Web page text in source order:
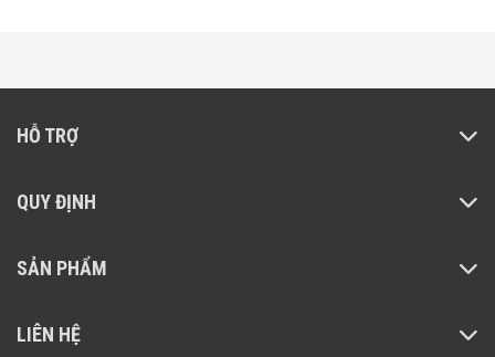
HỖ TRỢ
QUY ĐỊNH
SẢN PHẨM
LIÊN HỆ